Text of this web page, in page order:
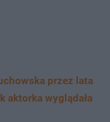
przez lata
aktorka wyglądała